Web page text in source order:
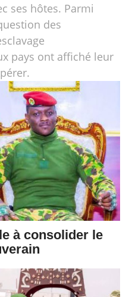
ses hôtes. Parmi
des
pays ont affiché leur
à consolider le